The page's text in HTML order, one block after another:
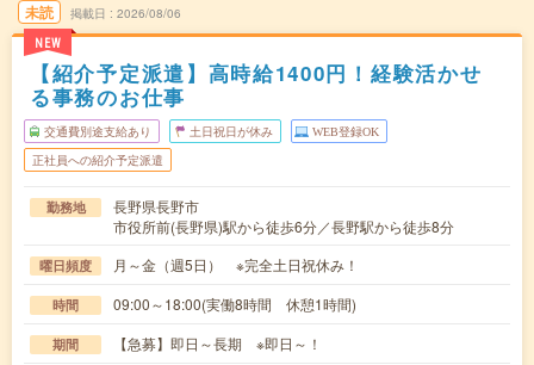
未読
NEW
掲載日 2026/08/06
【紹介予定派遣】高時給1400円！経験活かせ
る事務のお仕事
交通費別途支給あり 土日祝日が休み WEB登録OK
正社員への紹介予定派遣
勤務地
長野県長野市
市役所前(長野県)駅から徒歩6分／長野駅から徒歩8分
曜日頻度 月～金（週5日） ※完全土日祝休み！
時間 09:00～18:00(実働8時間 休憩1時間)
期間 【急募】即日～長期 ※即日～！